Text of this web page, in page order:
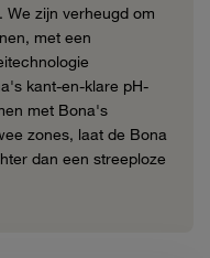
zijn verheugd om
met een
kant-en-klare pH-
met Bona's
zones, laat de Bona
dan een streeploze